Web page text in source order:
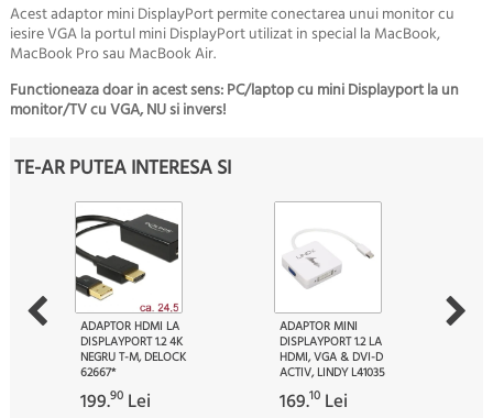
Acest adaptor mini DisplayPort permite conectarea unui monitor cu
iesire VGA la portul mini DisplayPort utilizat in special la MacBook,
MacBook Pro sau MacBook Air.
Functioneaza doar in acest sens: PC/laptop cu mini Displayport la un
monitor/TV cu VGA, NU si invers!
TE-AR PUTEA INTERESA SI
ADAPTOR HDMI LA
DISPLAYPORT 1.2 4K
NEGRU T-M, DELOCK
62667*
199.90 Lei
ADAPTOR MINI
DISPLAYPORT 1.2 LA
HDMI, VGA & DVI-D
ACTIV, LINDY L41035
169.10 Lei